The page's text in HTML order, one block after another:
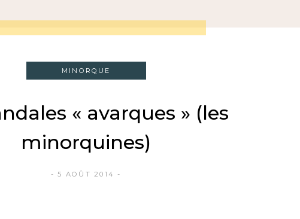
MINORQUE
« avarques » (les
minorquines)
5 AOÛT 2014